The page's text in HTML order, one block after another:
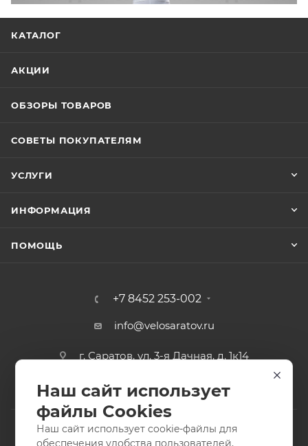
КАТАЛОГ
АКЦИИ
ОБЗОРЫ ТОВАРОВ
СОВЕТЫ ПОКУПАТЕЛЯМ
УСЛУГИ
ИНФОРМАЦИЯ
ПОМОЩЬ
+7 8452 253-002
info@velosaratov.ru
г. Саратов, ул. 3-я Дачная, д. 1к14
Наш сайт использует
файлы Cookies
Наш сайт использует cookie-файлы для
обеспечения удобства пользователей,